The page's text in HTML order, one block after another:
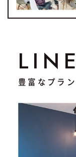
豊富なプラ